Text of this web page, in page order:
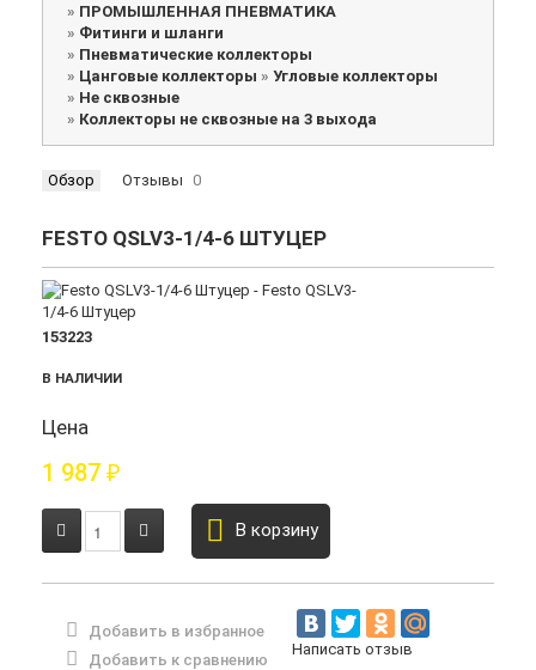
» ПРОМЫШЛЕННАЯ ПНЕВМАТИКА
» Фитинги и шланги
» Пневматические коллекторы
» Цанговые коллекторы » Угловые коллекторы
» Не сквозные
» Коллекторы не сквозные на 3 выхода
Обзор Отзывы 0
FESTO QSLV3-1/4-6 ШТУЦЕР
153223
В НАЛИЧИИ
Цена
1 987 ₽
В корзину
Добавить в избранное
Добавить к сравнению
Написать отзыв